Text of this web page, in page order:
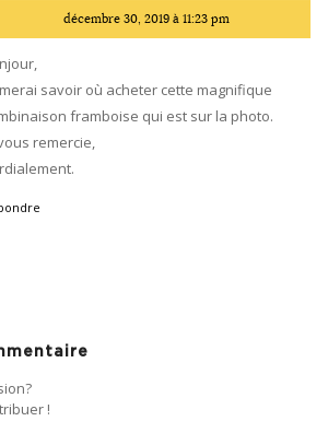
décembre 30, 2019 à 11:23 pm
savoir où acheter cette magnifique
framboise qui est sur la photo.
remercie,
!